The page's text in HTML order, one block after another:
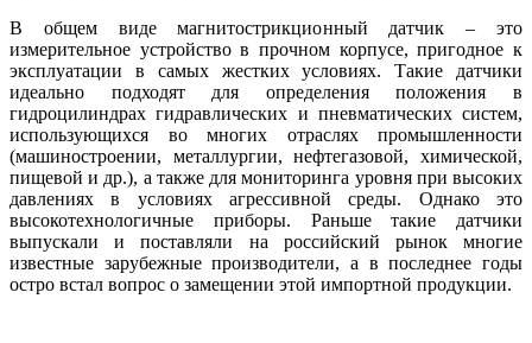
В общем виде магнитострикционный датчик – это
измерительное устройство в прочном корпусе, пригодное к
эксплуатации в самых жестких условиях. Такие датчики
идеально подходят для определения положения в
гидроцилиндрах гидравлических и пневматических систем,
использующихся во многих отраслях промышленности
(машиностроении, металлургии, нефтегазовой, химической,
пищевой и др.), а также для мониторинга уровня при высоких
давлениях в условиях агрессивной среды. Однако это
высокотехнологичные приборы. Раньше такие датчики
выпускали и поставляли на российский рынок многие
известные зарубежные производители, а в последнее го­ды
остро встал вопрос о замещении этой импортной продукции.